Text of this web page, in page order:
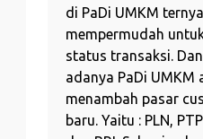
di PaDi UMKM
mempermudah
status transaksi.
adanya PaDi UMKM
menambah pasar
baru. Yaitu : PLN,